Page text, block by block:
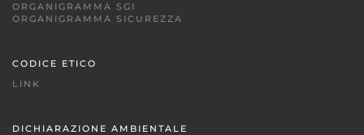
ORGANIGRAMMA SGI
ORGANIGRAMMA SICUREZZA
CODICE ETICO
LINK
DICHIARAZIONE AMBIENTALE